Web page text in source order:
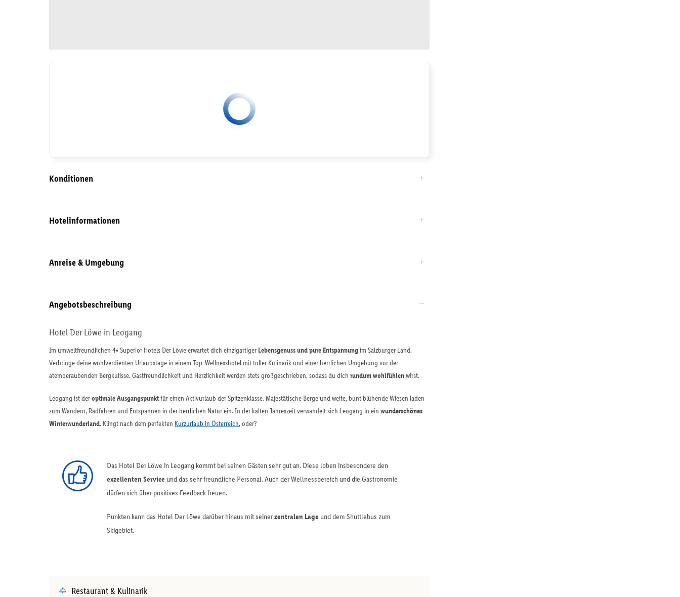
Konditionen
Hotelinformationen
Anreise & Umgebung
Angebotsbeschreibung
Hotel Der Löwe in Leogang
Im umweltfreundlichen 4⭑ Superior Hotels Der Löwe erwartet dich einzigartiger Lebensgenuss und pure Entspannungim Salzburger Land.
Verbringe deine wohlverdienten Urlaubstage in einem Top-Wellnesshotel mit toller Kulinarik und einer herrlichen Umgebung vor der
atemberaubenden Bergkulisse. Gastfreundlichkeit und Herzlichkeit werden stets großgeschrieben, sodass du dich rundum wohlfühlenwirst.
Leogang ist deroptimale Ausgangspunktfür einen Aktivurlaub der Spitzenklasse. Majestätische Berge und weite, bunt blühende Wiesen laden
zum Wandern, Radfahren und Entspannen in der herrlichen Natur ein. In der kalten Jahreszeit verwandelt sich Leogang in ein wunderschönes
Winterwunderland. Klingt nach dem perfekten Kurzurlaub in Österreich, oder?
Das Hotel Der Löwe in Leogang kommt bei seinen Gästen sehr gut an. Diese loben insbesondere den
exzellenten Service und das sehr freundliche Personal. Auch der Wellnessbereich und die Gastronomie
dürfen sich über positives Feedback freuen.
Punkten kann das Hotel Der Löwe darüber hinaus mit seinerzentralen Lage und dem Shuttlebus zum
Skigebiet.
Restaurant & Kulinarik